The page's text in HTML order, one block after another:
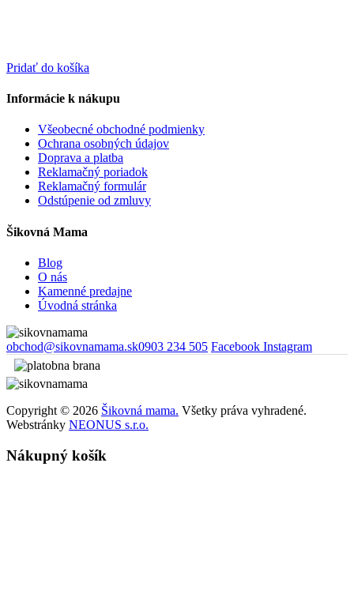
Pridať do košíka
Informácie k nákupu
Všeobecné obchodné podmienky
Ochrana osobných údajov
Doprava a platba
Reklamačný poriadok
Reklamačný formulár
Odstúpenie od zmluvy
Šikovná Mama
Blog
O nás
Kamenné predajne
Úvodná stránka
obchod@sikovnamama.sk0903 234 505 Facebook Instagram
Copyright © 2026 Šikovná mama. Všetky práva vyhradené.
Webstránky NEONUS s.r.o.
Nákupný košík